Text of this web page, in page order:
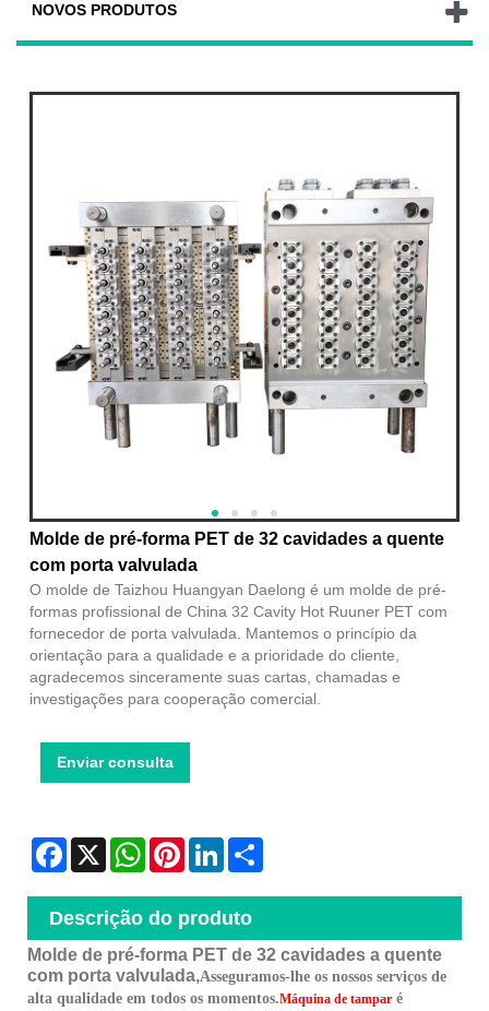
NOVOS PRODUTOS
Molde de pré-forma PET de 32 cavidades a quente
com porta valvulada
O molde de Taizhou Huangyan Daelong é um molde de pré-
formas profissional de China 32 Cavity Hot Ruuner PET com
fornecedor de porta valvulada. Mantemos o princípio da
orientação para a qualidade e a prioridade do cliente,
agradecemos sinceramente suas cartas, chamadas e
investigações para cooperação comercial.
Enviar consulta
Facebook
X WhatsAppPinterestLinkedIn
Descrição do produto
Molde de pré-forma PET de 32 cavidades a quente
com porta valvulada,Asseguramos-lhe os nossos serviços de
alta qualidade em todos os momentos.Máquina de tampar é